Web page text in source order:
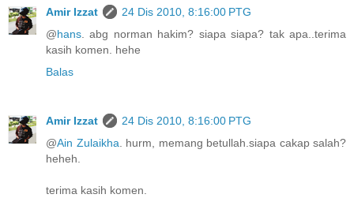
Amir Izzat
24 Dis 2010, 8:16:00 PTG
@hans. abg norman hakim? siapa siapa? tak apa..terima
kasih komen. hehe
Balas
Amir Izzat
24 Dis 2010, 8:16:00 PTG
@Ain Zulaikha. hurm, memang betullah.siapa cakap salah?
heheh.
terima kasih komen.